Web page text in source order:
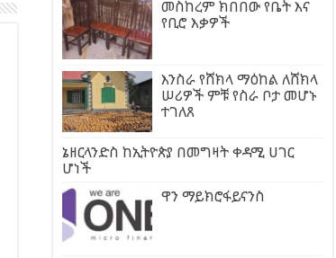
መስከረም ክበበው የቤት እና
የቢሮ እቃዎች
እንስራ የሸክላ ማዕከል ለሸክላ
ሠሪዎች ምቹ የስራ ቦታ መሆኑ
ተገለጸ
ኔዘርላንድስ ከኢትዮጵያ በመግዛት ቀዳሚ ሀገር
ሆነች
ዋን ማይክሮፋይናንስ